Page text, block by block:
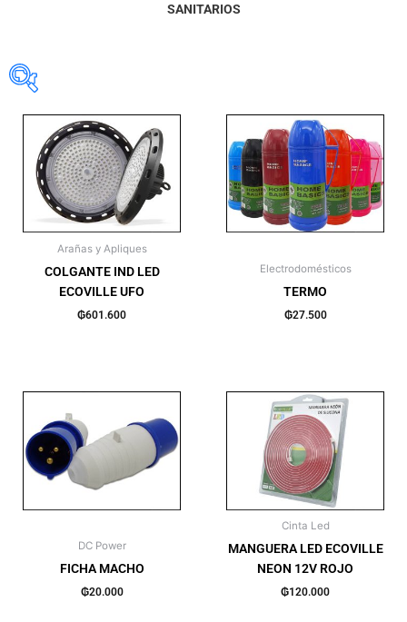
SANITARIOS
Accesorios(105)
Caños(15)
Arañas y Apliques
COLGANTE IND LED
ECOVILLE UFO
₲601.600
Electrodomésticos
TERMO
₲27.500
DC Power
FICHA MACHO
₲20.000
Cinta Led
MANGUERA LED ECOVILLE
NEON 12V ROJO
₲120.000